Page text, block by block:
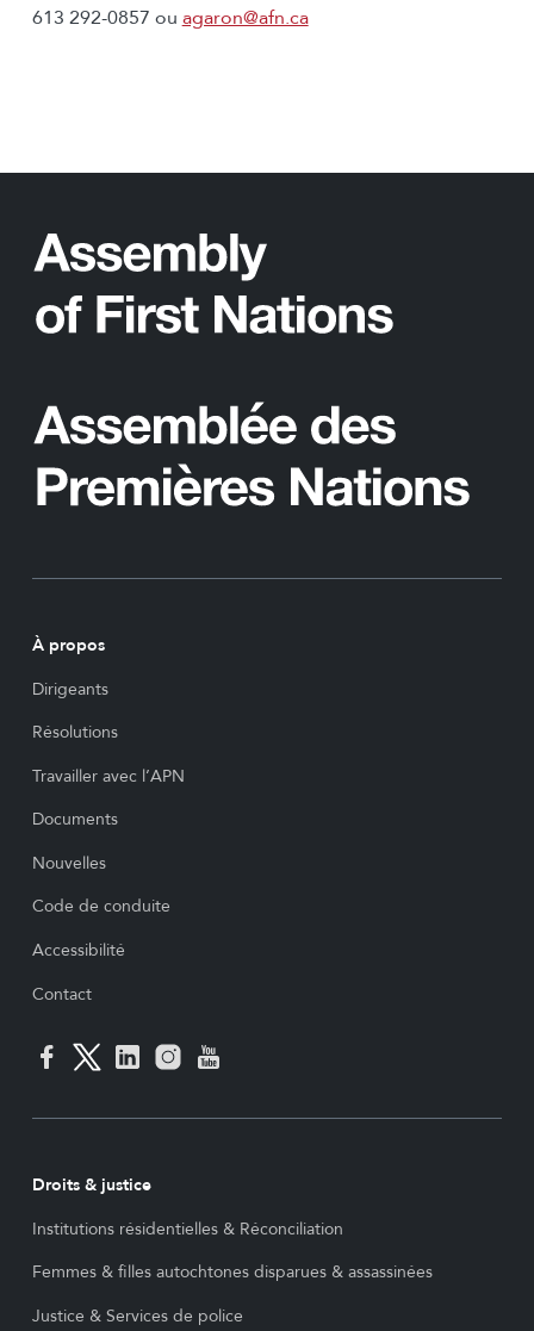
613 292-0857 ou agaron@afn.ca
À propos
Dirigeants
Résolutions
Travailler avec l’APN
Documents
Nouvelles
Code de conduite
Accessibilité
Contact
Droits & justice
Institutions résidentielles & Réconciliation
Femmes & filles autochtones disparues & assassinées
Justice & Services de police